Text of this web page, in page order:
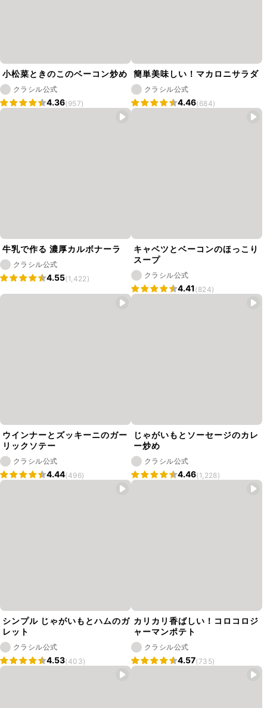
小松菜ときのこのベーコン炒め
クラシル公式
4.36(957)
簡単美味しい！マカロニサラダ
クラシル公式
4.46(684)
牛乳で作る 濃厚カルボナーラ
クラシル公式
4.55(1,422)
キャベツとベーコンのほっこり
スープ
クラシル公式
4.41(824)
ウインナーとズッキーニのガー
リックソテー
クラシル公式
4.44(496)
じゃがいもとソーセージのカレ
ー炒め
クラシル公式
4.46(1,228)
シンプル じゃがいもとハムのガ
レット
クラシル公式
4.53(403)
カリカリ香ばしい！コロコロジ
ャーマンポテト
クラシル公式
4.57(735)